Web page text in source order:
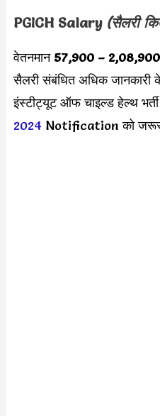
PGICH Salary (सैलरी
वेतनमान 57,900 – 2,08,900
सैलरी संबंधित अधिक जानकारी
इंस्टीट्यूट ऑफ चाइल्ड हेल्थ
2024 Notification को